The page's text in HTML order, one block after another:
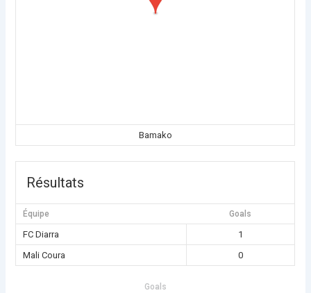
Bamako
Résultats
Équipe Goals
FC Diarra
1
Mali Coura
0
Goals